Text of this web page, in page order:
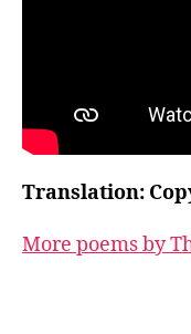
Translation:
More poems by